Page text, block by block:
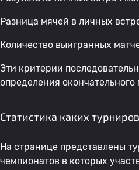
Разница мячей в личных
Количество выигранных
Эти критерии
определения
Статистика каких
На странице представлены
чемпионатов в которых